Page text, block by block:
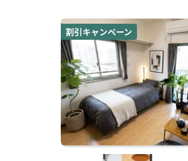
割引キャンペーン